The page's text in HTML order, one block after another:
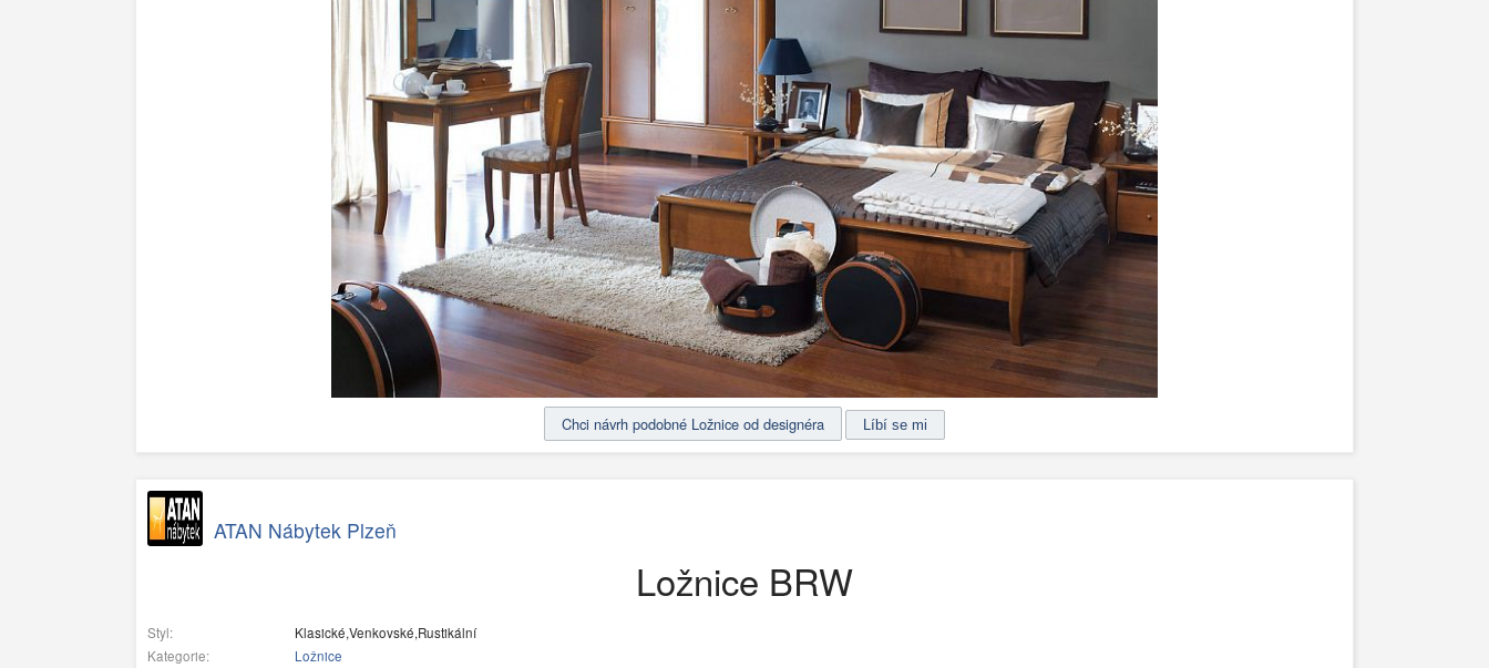
Chci návrh podobné Ložnice od designéra
ATAN Nábytek Plzeň
Ložnice BRW
Styl:
Klasické,Venkovské,Rustikální
Kategorie:
Ložnice